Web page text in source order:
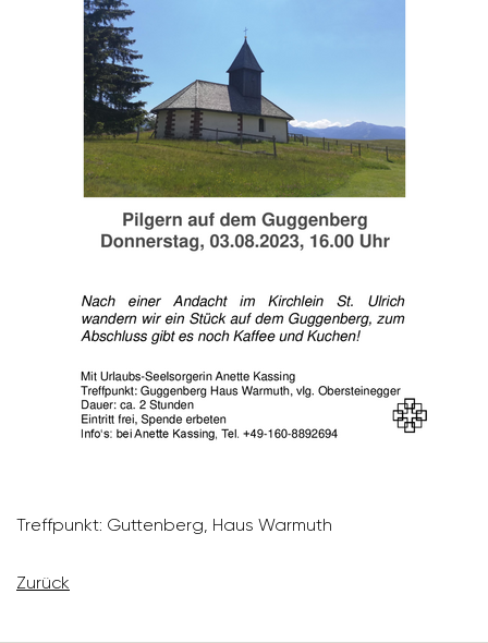
Treff­punkt: Gutten­berg, Haus Warmuth
Zurück